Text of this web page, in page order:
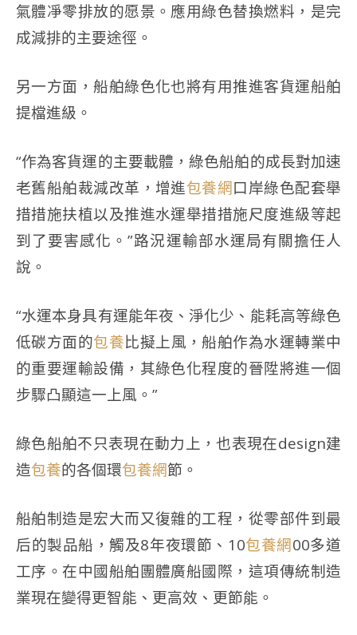
氣體凈零排放的愿景。應用綠色替換燃料，是完
成減排的主要途徑。
另一方面，船舶綠色化也將有用推進客貨運船舶
提檔進級。
“作為客貨運的主要載體，綠色船舶的成長對加速
老舊船舶裁減改革，增進包養網口岸綠色配套舉
措措施扶植以及推進水運舉措措施尺度進級等起
到了要害感化。”路況運輸部水運局有關擔任人
說。
“水運本身具有運能年夜、淨化少、能耗高等綠色
低碳方面的包養比擬上風，船舶作為水運轉業中
的重要運輸設備，其綠色化程度的晉陞將進一個
步驟凸顯這一上風。”
綠色船舶不只表現在動力上，也表現在design建
造包養的各個環包養網節。
船舶制造是宏大而又復雜的工程，從零部件到最
后的製品船，觸及8年夜環節、10包養網00多道
工序。在中國船舶團體廣船國際，這項傳統制造
業現在變得更智能、更高效、更節能。